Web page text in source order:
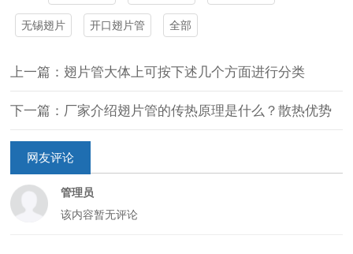
无锡翅片 开口翅片管 全部
上一篇：翅片管大体上可按下述几个方面进行分类
下一篇：厂家介绍翅片管的传热原理是什么？散热优势
网友评论
管理员
该内容暂无评论